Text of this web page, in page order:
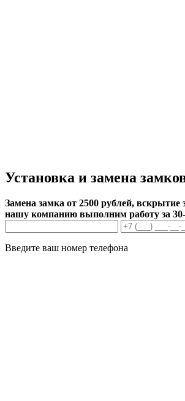
Установка и замена
Замена замка от 2500 рублей, вскрытие
нашу компанию выполним работу за
Введите ваш номер телефона